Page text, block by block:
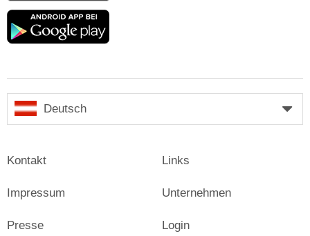
Google
Deutsch
Kontakt
Impressum
Presse
Links
Unternehmen
Login